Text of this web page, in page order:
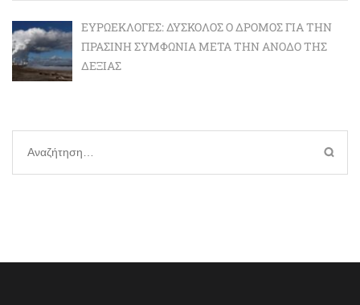
ΕΥΡΩΕΚΛΟΓΈΣ: ΔΎΣΚΟΛΟΣ Ο ΔΡΌΜΟΣ ΓΙΑ ΤΗΝ
ΠΡΆΣΙΝΗ ΣΥΜΦΩΝΊΑ ΜΕΤΆ ΤΗΝ ΆΝΟΔΟ ΤΗΣ
ΔΕΞΙΆΣ
Αναζήτηση
για: